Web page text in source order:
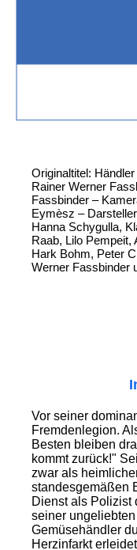
Originaltitel:
Rainer Werner
Fassbinder –
Eymèsz –
Hanna Schygulla,
Raab, Lilo Pempeit,
Hark Bohm, Peter
Werner Fassbinder
Vor seiner
Fremdenlegion.
Besten bleiben
kommt zurück!"
zwar als
standesgemäßen
Dienst als Polizist
seiner
Gemüsehändler
Herzinfarkt